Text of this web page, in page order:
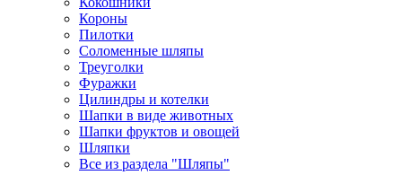
Короны
Пилотки
Соломенные шляпы
Треуголки
Фуражки
Цилиндры и котелки
Шапки в виде животных
Шапки фруктов и овощей
Шляпки
Все из раздела "Шляпы"